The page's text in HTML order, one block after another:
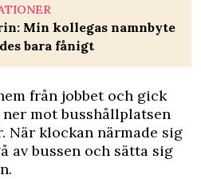
Min kollegas namnbyte
bara fånigt
från jobbet och gick
ner mot busshållplatsen
När klockan närmade sig
av bussen och sätta sig